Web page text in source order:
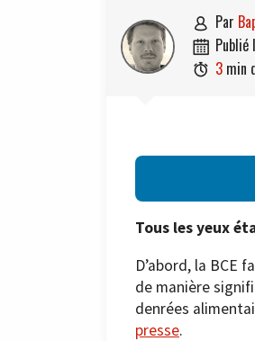
 par
 publié
 3 min
Tous les yeux
D’abord, la BCE
de manière
denrées
presse.